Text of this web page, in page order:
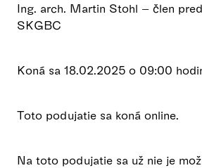
Ing. arch. Martin Stohl – člen
SKGBC
Koná sa 18.02.2025 o 09:00
Toto podujatie sa koná online.
Na toto podujatie sa už nie je